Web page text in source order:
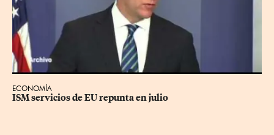
ECONOMÍA
ISM servicios de EU repunta en julio